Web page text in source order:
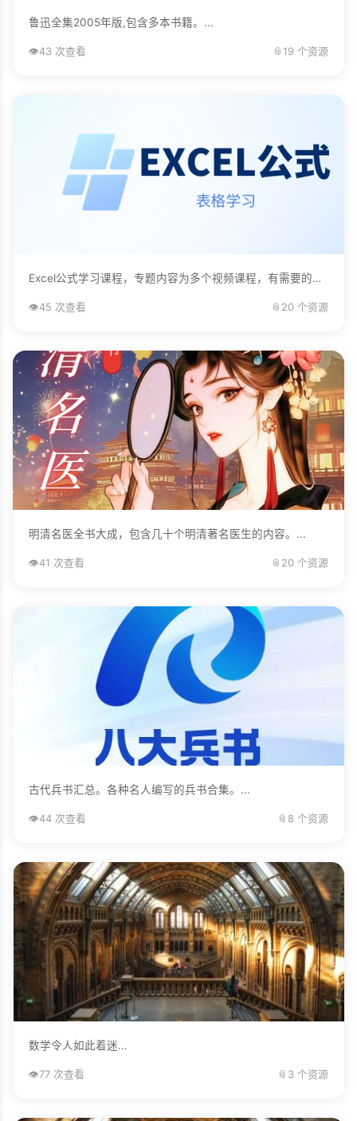
鲁迅全集2005年版,包含多本书籍。...
👁️43 次查看 📎 19 个资源
Excel公式学习课程，专题内容为多个视频课程，有需要的自己下载学习。...
👁️45 次查看 📎 20 个资源
明清名医全书大成，包含几十个明清著名医生的内容。...
👁️41 次查看 📎 20 个资源
古代兵书汇总。各种名人编写的兵书合集。...
👁️44 次查看 📎 8 个资源
数学令人如此着迷...
👁️77 次查看 📎 3 个资源